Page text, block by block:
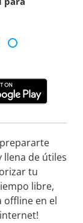
llena de útiles
tu
libre,
offline en el